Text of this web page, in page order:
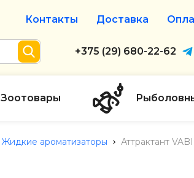
Контакты Доставка
+375 (29) 680-22-62
Интернет-магазин
тел. А1
Заказать
info@zolotayaakula.by
Зоотовары
Жидкие ароматизаторы Аттрактант